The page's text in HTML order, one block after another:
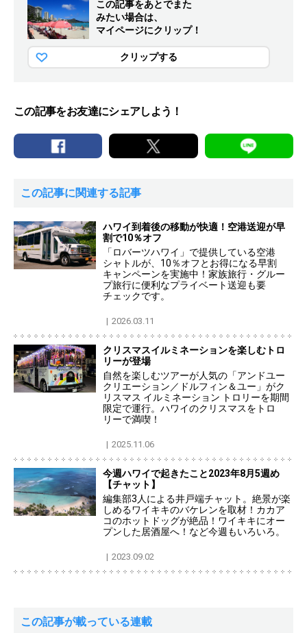
この記事をあとでまた
みたい場合は、
マイページにクリップ！
クリップする
この記事をお友達にシェアしよう！
この記事に関連する記事
ハワイ到着後の移動が快適！空港送迎が早
割で10％オフ
「ロバーツハワイ」で提供している空港
シャトルが、10％オフとお得になる早割
キャンペーンを実施中！家族旅行・グルー
プ旅行に便利なプライベート送迎も要
チェックです。
2026.03.11
クリスマスイルミネーションを楽しむトロ
リーが登場
自然を楽しむツアーが人気の「アンドユー
クリエーション／ドルフィン＆ユー」がク
リスマス イルミネーション トロリーを期間
限定で運行。ハワイのクリスマスをトロ
リーで満喫！
2025.11.06
今週ハワイで起きたこと2023年8月5週め
【チャット】
編集部3人による井戸端チャット。絶景が楽
しめるワイキキのバケレンを取材！カカア
コのホットドッグが絶品！ワイキキにオー
プンした居酒屋へ！など今週もいろいろ。
2023.09.02
この記事が載っている連載